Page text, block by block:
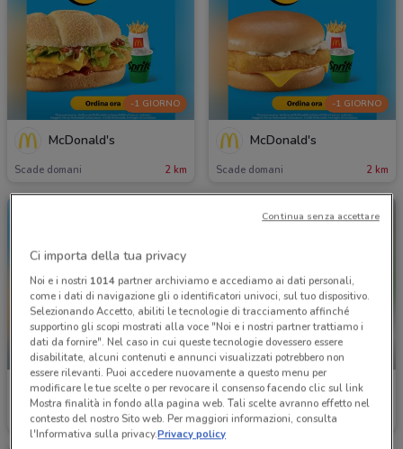
-1 GIORNO
McDonald's
Scade domani 2 km
-1 GIORNO
McDonald's
Scade domani 2 km
-1 GIORNO
McDonald's
Scade domani 2 km
-5 GIORNI
Foxy
Scade giovedì
Ci importa della tua privacy
Noi e i nostri 1014partner archiviamo e accediamo ai dati personali,
come i dati di navigazione gli o identificatori univoci, sul tuo dispositivo.
Selezionando Accetto, abiliti le tecnologie di tracciamento affinché
supportino gli scopi mostrati alla voce "Noi e i nostri partner trattiamo i
dati da fornire". Nel caso in cui queste tecnologie dovessero essere
disabilitate, alcuni contenuti e annunci visualizzati potrebbero non
essere rilevanti. Puoi accedere nuovamente a questo menu per
modificare le tue scelte o per revocare il consenso facendo clic sul link
Mostra finalità in fondo alla pagina web. Tali scelte avranno effetto nel
contesto del nostro Sito web. Per maggiori informazioni, consulta
l'Informativa sulla privacy.Privacy policy
Continua senza accettare